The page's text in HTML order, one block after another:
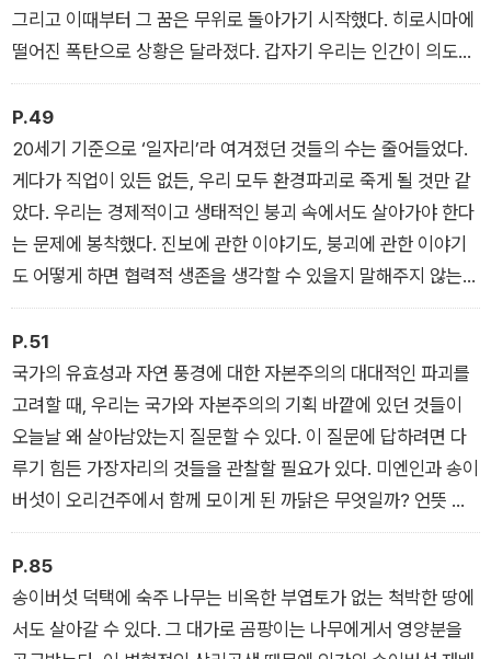
그리고 이때부터 그 꿈은 무위로 돌아가기 시작했다. 히로시마에
떨어진 폭탄으로 상황은 달라졌다. 갑자기 우리는 인간이 의도했
든 아니든 지구의 거주 적합성을 파괴할 수 있음을 깨닫게 됐다.
오염, 대멸종, 기후변화에 대해 알아갈수록 이러한 인식은 더욱
커졌다. 현재의 불안정성 중 그 절반은 지구의 숙명에 관한 것이
다. 과연 우리는 어떤 종류의 인간에 의한 교란을 안고 살아갈 수
있을까? 지속가능성이 이야기되고는 있지만, 우리가 다종의 후
손들에게 거주할 만한 환경을 물려줄 가능성은 얼마나 될까?
P.49
20세기 기준으로 ‘일자리’라 여겨졌던 것들의 수는 줄어들었다.
게다가 직업이 있든 없든, 우리 모두 환경파괴로 죽게 될 것만 같
았다. 우리는 경제적이고 생태적인 붕괴 속에서도 살아가야 한다
는 문제에 봉착했다. 진보에 관한 이야기도, 붕괴에 관한 이야기
도 어떻게 하면 협력적 생존을 생각할 수 있을지 말해주지 않는
다. 이쯤에서 버섯 채집에 주의를 기울여보자. 버섯 채집이 우리
를 구원해주진 않겠지만, 우리에게 상상의 문을 열어줄지 모른다.
P.51
국가의 유효성과 자연 풍경에 대한 자본주의의 대대적인 파괴를
고려할 때, 우리는 국가와 자본주의의 기획 바깥에 있던 것들이
오늘날 왜 살아남았는지 질문할 수 있다. 이 질문에 답하려면 다
루기 힘든 가장자리의 것들을 관찰할 필요가 있다. 미엔인과 송이
버섯이 오리건주에서 함께 모이게 된 까닭은 무엇일까? 언뜻 사
소해 보이는 이런 질문이 모든 것의 방향을 뒤집어, 예측 불가능
한 마주침을 핵심적인 것으로 보도록 이끌지도 모른다.
P.85
송이버섯 덕택에 숙주 나무는 비옥한 부엽토가 없는 척박한 땅에
서도 살아갈 수 있다. 그 대가로 곰팡이는 나무에게서 영양분을